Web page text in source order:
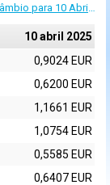
para 10 Abril 2025
10 abril 2025
0,9024 EUR
0,6200 EUR
1,1661 EUR
1,0754 EUR
0,5585 EUR
0,6407 EUR